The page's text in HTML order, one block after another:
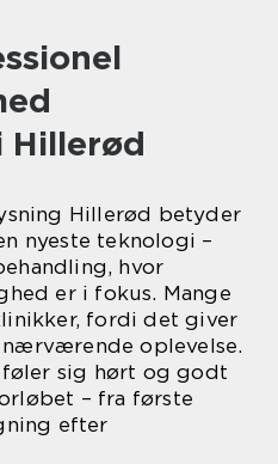
Hillerød betyder
nyeste teknologi –
hvor
er i fokus. Mange
fordi det giver
oplevelse.
sig hørt og godt
– fra første
efter